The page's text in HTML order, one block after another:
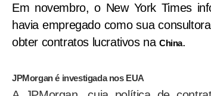
Em novembro, o New York Times
havia empregado como sua
obter contratos lucrativos na China.
JPMorgan é investigada nos EUA